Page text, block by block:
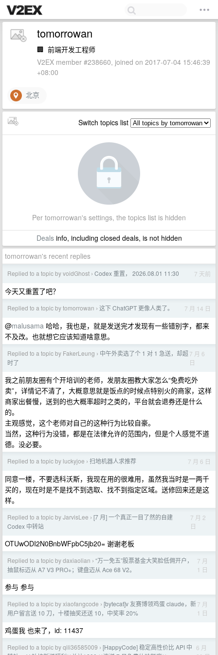
tomorrowan
🏢 前端开发工程师
V2EX member #238660, joined on 2017-07-04 15:46:39
+08:00
北京
Switch topics list
Per tomorrowan's settings, the topics list is hidden
Dealsinfo, including closed deals, is not hidden
tomorrowan's recent replies
Replied to a topic by voidGhost › Codex 重置， 2026.08.01 11:30 7 天前
今天又重置了吧？
Replied to a topic by tomorrowan › 这下 ChatGPT 更像人类了。 7 月 14 日
@malusama 哈哈，我也是，就是发送完才发现有一些错别字，都来
不及改。也就想它应该知道啥意思。
Replied to a topic by FakerLeung › 中午外卖选了个 1 对 1 急送，却超
时了
7 月 6
日
我之前朋友圈有个开培训的老师，发朋友圈教大家怎么“免费吃外
卖”，详情记不清了，大概意思就是饭点的时候点特别火的商家，这样
商家出餐慢，送到的也大概率超时之类的，平台就会退券还是什么
的。
主观感觉，这个老师对自己的这种行为比较自豪。
当然，这种行为没错，都是在法律允许的范围内，但是个人感觉不道
德。没必要。
Replied to a topic by luckyjoe › 扫地机器人求推荐 7 月 6 日
同意一楼，不要选科沃斯，我现在用的很难用，虽然我当时是一两千
买的，现在时是不是找不到选取、找不到指定区域。送修回来还是这
样。
Replied to a topic by JarvisLee › [7 月] 一个真正一目了然的自建
Codex 中转站
7 月 2
日
OTUwODI2N0BnbWFpbC5jb20= 谢谢老板
Replied to a topic by daxiaolian › “万一免五”股票基金大笑脸低佣开户，
抽鼠标迈从 A7 V3 PRO+；键盘迈从 Ace 68 V2。
7 月
1 日
参与 参与
Replied to a topic by xiaofangcode › [bytecat]v 友赛博领鸡蛋 claude，新
用户留言送 10 刀，十楼抽奖还送 10，中奖率 20%
7 月
1 日
鸡蛋我 也来了，id: 11437
Replied to a topic by qili36585009 › [HappyCode] 稳定高性价比 API 中 6 月